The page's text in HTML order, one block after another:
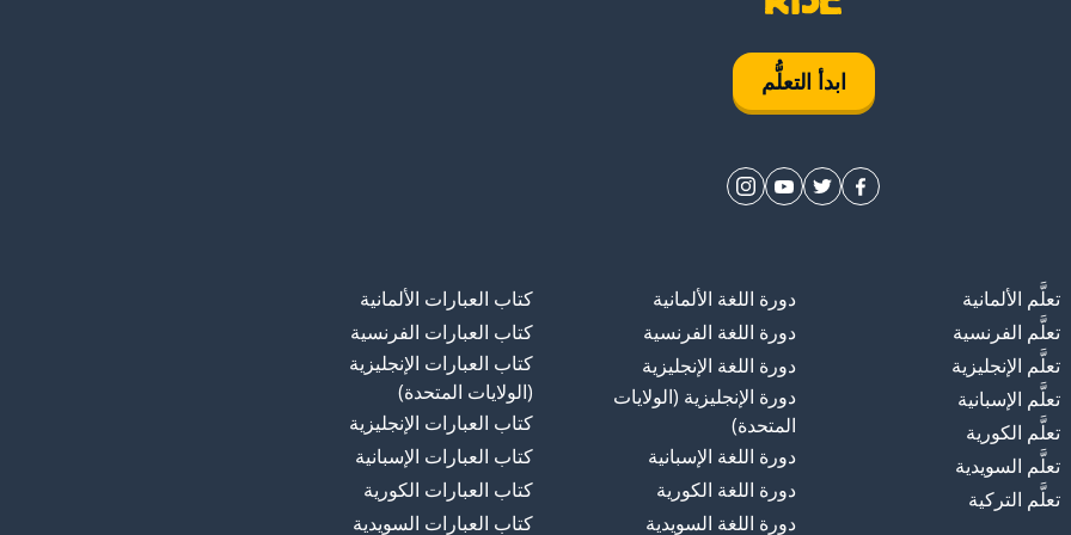
ابدأ التعلُّم
تعلَّم الألمانية
تعلَّم الفرنسية
تعلَّم الإنجليزية
تعلَّم الإسبانية
تعلَّم الكورية
تعلَّم السويدية
تعلَّم التركية
دورة اللغة الألمانية
دورة اللغة الفرنسية
دورة اللغة الإنجليزية
دورة الإنجليزية (الولايات
المتحدة)
دورة اللغة الإسبانية
دورة اللغة الكورية
دورة اللغة السويدية
كتاب العبارات الألمانية
كتاب العبارات الفرنسية
كتاب العبارات الإنجليزية
(الولايات المتحدة)
كتاب العبارات الإنجليزية
كتاب العبارات الإسبانية
كتاب العبارات الكورية
كتاب العبارات السويدية